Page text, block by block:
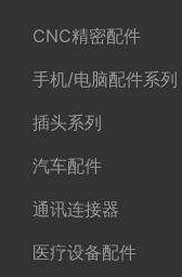
CNC精密配件
手机/电脑配件系列
插头系列
汽车配件
通讯连接器
医疗设备配件